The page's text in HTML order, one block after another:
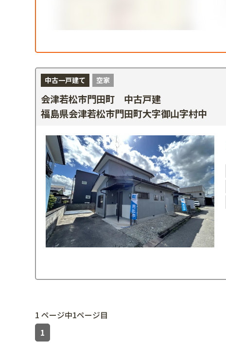
中古一戸建て 空家
会津若松市門田町 中古戸建
福島県会津若松市門田町大字御山字村中
1 ページ中1ページ目
1